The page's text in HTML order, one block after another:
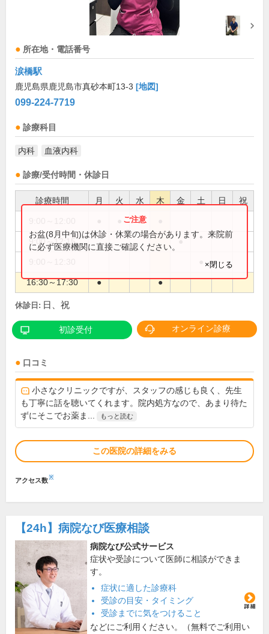
所在地・電話番号
涙橋駅
鹿児島県鹿児島市真砂本町13-3 [地図]
099-224-7719
診療科目
内科 血液内科
診療/受付時間・休診日
診療時間 月 火 水 木 金 土 日 祝
●
9:00～12:15 ●
16:30～17:30 ● ●
お盆(8月中旬)は休診・休業の場合があります。来院前
に必ず医療機関に直接ご確認ください。
×閉じる
休診日: 日、祝
初診受付 オンライン診療
口コミ
小さなクリニックですが、スタッフの感じも良く、先生
も丁寧に話を聴いてくれます。院内処方なので、あまり待た
ずにそこでお薬ま...
もっと読む
この医院の詳細をみる
アクセス数※
【24h】 病院なび医療相談
病院なび公式サービス
症状や受診について医師に相談ができま
す。
症状に適した診療科
受診の目安・タイミング
受診までに気をつけること
などにご利用ください。（無料でご利用い